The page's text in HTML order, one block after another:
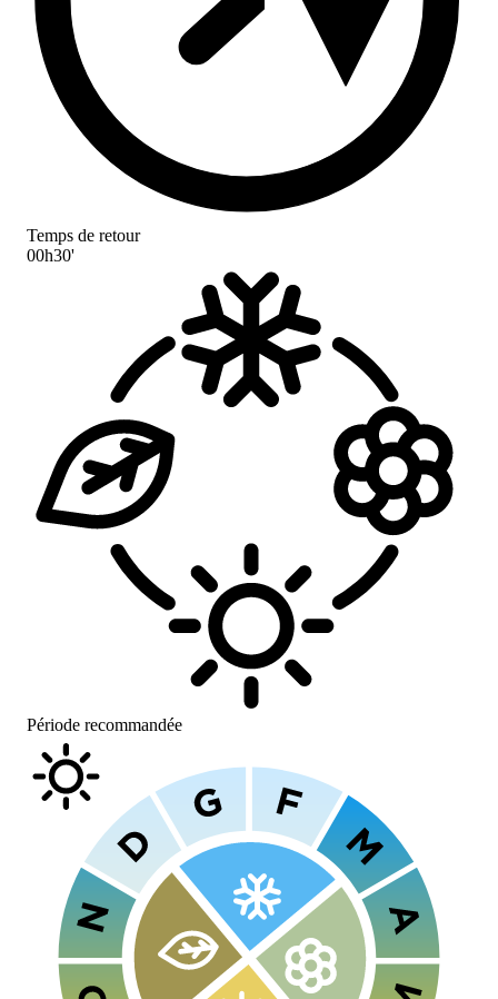
Temps de retour
00h30'
Période recommandée